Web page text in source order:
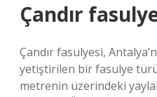
Çandır
Çandır fasulyesi,
yetiştirilen bir fasulye
metrenin üzerindeki